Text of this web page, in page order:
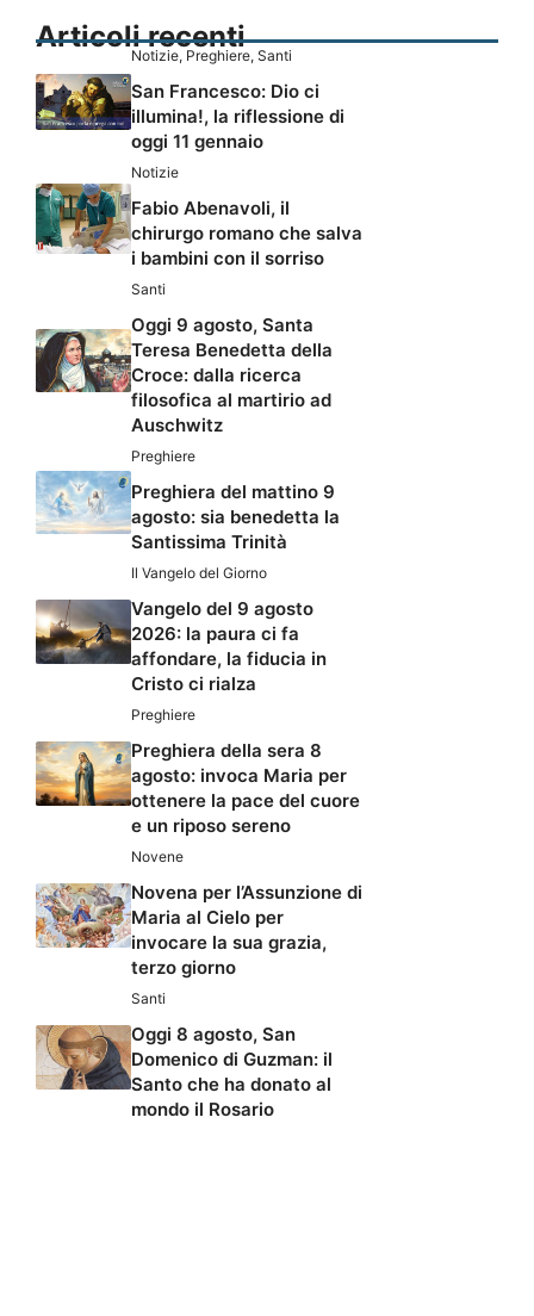
Articoli recenti
Notizie, Preghiere, Santi
San Francesco: Dio ci
illumina!, la riflessione di
oggi 11 gennaio
Notizie
Fabio Abenavoli, il
chirurgo romano che salva
i bambini con il sorriso
Santi
Oggi 9 agosto, Santa
Teresa Benedetta della
Croce: dalla ricerca
filosofica al martirio ad
Auschwitz
Preghiere
Preghiera del mattino 9
agosto: sia benedetta la
Santissima Trinità
Il Vangelo del Giorno
Vangelo del 9 agosto
2026: la paura ci fa
affondare, la fiducia in
Cristo ci rialza
Preghiere
Preghiera della sera 8
agosto: invoca Maria per
ottenere la pace del cuore
e un riposo sereno
Novene
Novena per l’Assunzione di
Maria al Cielo per
invocare la sua grazia,
terzo giorno
Santi
Oggi 8 agosto, San
Domenico di Guzman: il
Santo che ha donato al
mondo il Rosario